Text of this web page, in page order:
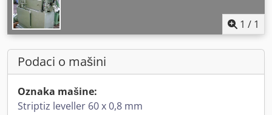
1 / 1
Podaci o mašini
Oznaka mašine:
Striptiz leveller 60 x 0,8 mm